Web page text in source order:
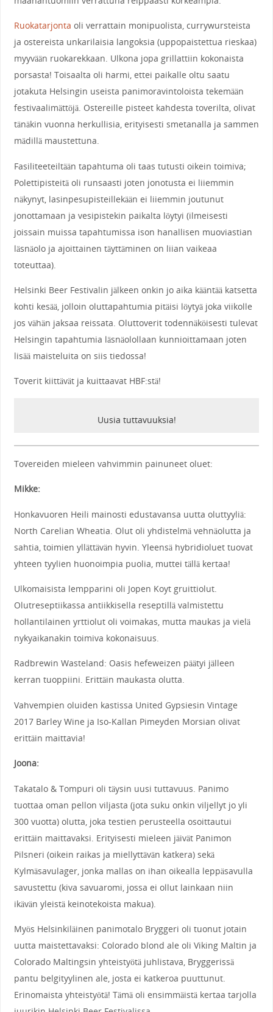
Ruokatarjonta oli verrattain monipuolista, currywursteista
ja ostereista unkarilaisia langoksia (uppopaistettua rieskaa)
myyvään ruokarekkaan. Ulkona jopa grillattiin kokonaista
porsasta! Toisaalta oli harmi, ettei paikalle oltu saatu
jotakuta Helsingin useista panimoravintoloista tekemään
festivaalimättöjä. Ostereille pisteet kahdesta toverilta, olivat
tänäkin vuonna herkullisia, erityisesti smetanalla ja sammen
mädillä maustettuna.
Fasiliteeteiltään tapahtuma oli taas tutusti oikein toimiva;
Polettipisteitä oli runsaasti joten jonotusta ei liiemmin
näkynyt, lasinpesupisteillekään ei liiemmin joutunut
jonottamaan ja vesipistekin paikalta löytyi (ilmeisesti
joissain muissa tapahtumissa ison hanallisen muoviastian
läsnäolo ja ajoittainen täyttäminen on liian vaikeaa
toteuttaa).
Helsinki Beer Festivalin jälkeen onkin jo aika kääntää katsetta
kohti kesää, jolloin oluttapahtumia pitäisi löytyä joka viikolle
jos vähän jaksaa reissata. Oluttoverit todennäköisesti tulevat
Helsingin tapahtumia läsnäolollaan kunnioittamaan joten
lisää maisteluita on siis tiedossa!
Toverit kiittävät ja kuittaavat HBF:stä!
Uusia tuttavuuksia!
Tovereiden mieleen vahvimmin painuneet oluet:
Mikke:
Honkavuoren Heili mainosti edustavansa uutta oluttyyliä:
North Carelian Wheatia. Olut oli yhdistelmä vehnäolutta ja
sahtia, toimien yllättävän hyvin. Yleensä hybridioluet tuovat
yhteen tyylien huonoimpia puolia, muttei tällä kertaa!
Ulkomaisista lempparini oli Jopen Koyt gruittiolut.
Olutreseptiikassa antiikkisella reseptillä valmistettu
hollantilainen yrttiolut oli voimakas, mutta maukas ja vielä
nykyaikanakin toimiva kokonaisuus.
Radbrewin Wasteland: Oasis hefeweizen päätyi jälleen
kerran tuoppiini. Erittäin maukasta olutta.
Vahvempien oluiden kastissa United Gypsiesin Vintage
2017 Barley Wine ja Iso-Kallan Pimeyden Morsian olivat
erittäin maittavia!
Joona:
Takatalo & Tompuri oli täysin uusi tuttavuus. Panimo
tuottaa oman pellon viljasta (jota suku onkin viljellyt jo yli
300 vuotta) olutta, joka testien perusteella osoittautui
erittäin maittavaksi. Erityisesti mieleen jäivät Panimon
Pilsneri (oikein raikas ja miellyttävän katkera) sekä
Kylmäsavulager, jonka mallas on ihan oikealla leppäsavulla
savustettu (kiva savuaromi, jossa ei ollut lainkaan niin
ikävän yleistä keinotekoista makua).
Myös Helsinkiläinen panimotalo Bryggeri oli tuonut jotain
uutta maistettavaksi: Colorado blond ale oli Viking Maltin ja
Colorado Maltingsin yhteistyötä juhlistava, Bryggerissä
pantu belgityylinen ale, josta ei katkeroa puuttunut.
Erinomaista yhteistyötä! Tämä oli ensimmäistä kertaa tarjolla